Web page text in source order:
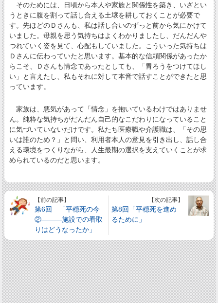
そのためには、日頃から本人や家族と関係性を築き、いざとい
うときに腹を割って話し合える土壌を耕しておくことが必要で
す。先ほどのＤさんも、私は話し合いのずっと前から気にかけて
いました。母親を思う気持ちはよくわかりましたし、だんだんや
つれていく姿を見て、心配もしていました。こういった気持ちは
Ｄさんに伝わっていたと思います。基本的な信頼関係があったか
らこそ、Ｄさんも情念であったとしても、「胃ろうをつけてほし
い」と言えたし、私もそれに対して本音で話すことができたと思
っています。
家族は、悪気があって「情念」を抱いているわけではありませ
ん。純粋な気持ちがだんだん自己的なこだわりになっていること
に気づいていないだけです。私たち医療職や介護職は、「その思
いは誰のため？」と問い、利用者本人の意見を引き出し、話し合
える環境をつくりながら、人生最期の選択を支えていくことが求
められているのだと思います。
【前の記事】
第6回 「平穏死の今
②―――施設での看取
りはどうなったか」
【次の記事】
第8回「平穏死を進め
るために」